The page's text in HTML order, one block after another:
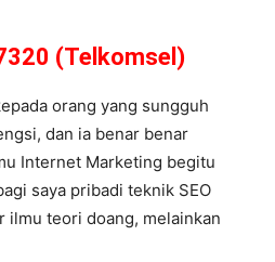
(Telkomsel)
orang yang sungguh
dan ia benar benar
Internet Marketing begitu
saya pribadi teknik SEO
ilmu teori doang, melainkan